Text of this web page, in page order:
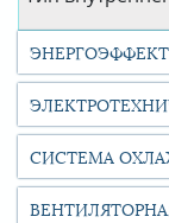
СИСТЕМА